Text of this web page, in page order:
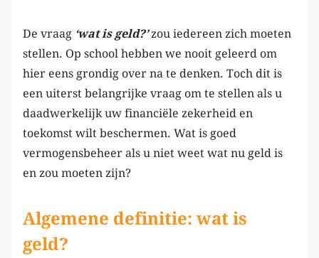
De vraag ‘wat is geld?’zou iedereen zich moeten
stellen. Op school hebben we nooit geleerd om
hier eens grondig over na te denken. Toch dit is
een uiterst belangrijke vraag om te stellen als u
daadwerkelijk uw financiële zekerheid en
toekomst wilt beschermen. Wat is goed
vermogensbeheer als u niet weet wat nu geld is
en zou moeten zijn?
Algemene definitie: wat is
geld?